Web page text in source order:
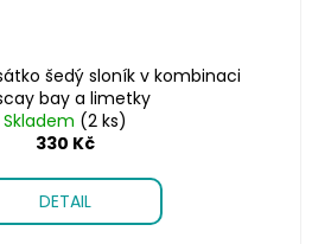
šedý sloník v kombinaci
bay a limetky
Skladem (2 ks)
330 Kč
DETAIL